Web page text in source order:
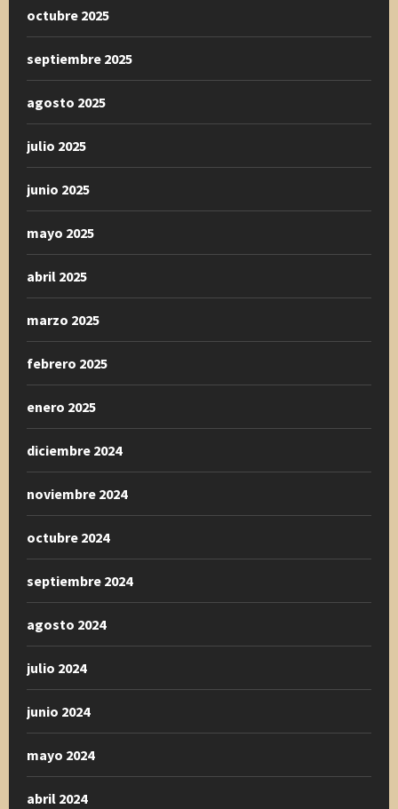
octubre 2025
septiembre 2025
agosto 2025
julio 2025
junio 2025
mayo 2025
abril 2025
marzo 2025
febrero 2025
enero 2025
diciembre 2024
noviembre 2024
octubre 2024
septiembre 2024
agosto 2024
julio 2024
junio 2024
mayo 2024
abril 2024